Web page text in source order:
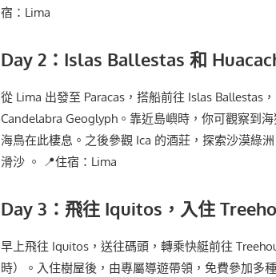
宿：Lima
Day 2：Islas Ballestas 和
從 Lima 出發至 Paracas，搭船前往 Islas Ballestas
Candelabra Geoglyph。靠近島嶼時，你可觀察到
海鳥在此棲息。之後參觀 Ica 的酒莊，探索沙漠綠
滑沙 。 📍住宿：Lima
Day 3：飛往 Iquitos，入住
早上飛往 Iquitos，送往碼頭，轉乘快艇前往
時）。入住樹屋後，由專屬導遊帶領，免費參加多